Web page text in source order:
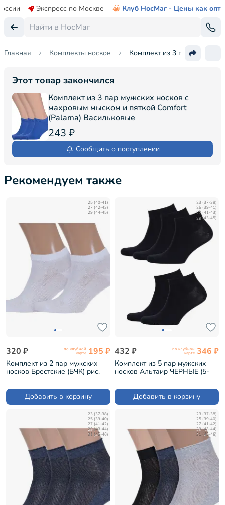
Экспресс по Москве Клуб НосМаг - Цены как опт
Главная Комплекты носков Комплект из 3 пар мужских
Этот товар закончился
Комплект из 3 пар мужских носков с
махровым мыском и пяткой Comfort
(Palama) Васильковые
243 ₽
Сообщить о поступлении
Рекомендуем также
25 (40-41)
27 (42-43)
29 (44-45)
320 ₽ по клубной
карте 195 ₽
Комплект из 2 пар мужских
носков Брестские (БЧК) рис.
Добавить в корзину
23 (37-38)
25 (39-41)
27 (41-43)
29 (43-45)
432 ₽ по клубной
карте 346 ₽
Комплект из 5 пар мужских
носков Альтаир ЧЕРНЫЕ (5-
Добавить в корзину
23 (37-38)
25 (39-40)
27 (41-42)
29 (43-44)
31 (45-46)
23 (37-38)
25 (39-40)
27 (41-42)
29 (43-44)
31 (45-46)